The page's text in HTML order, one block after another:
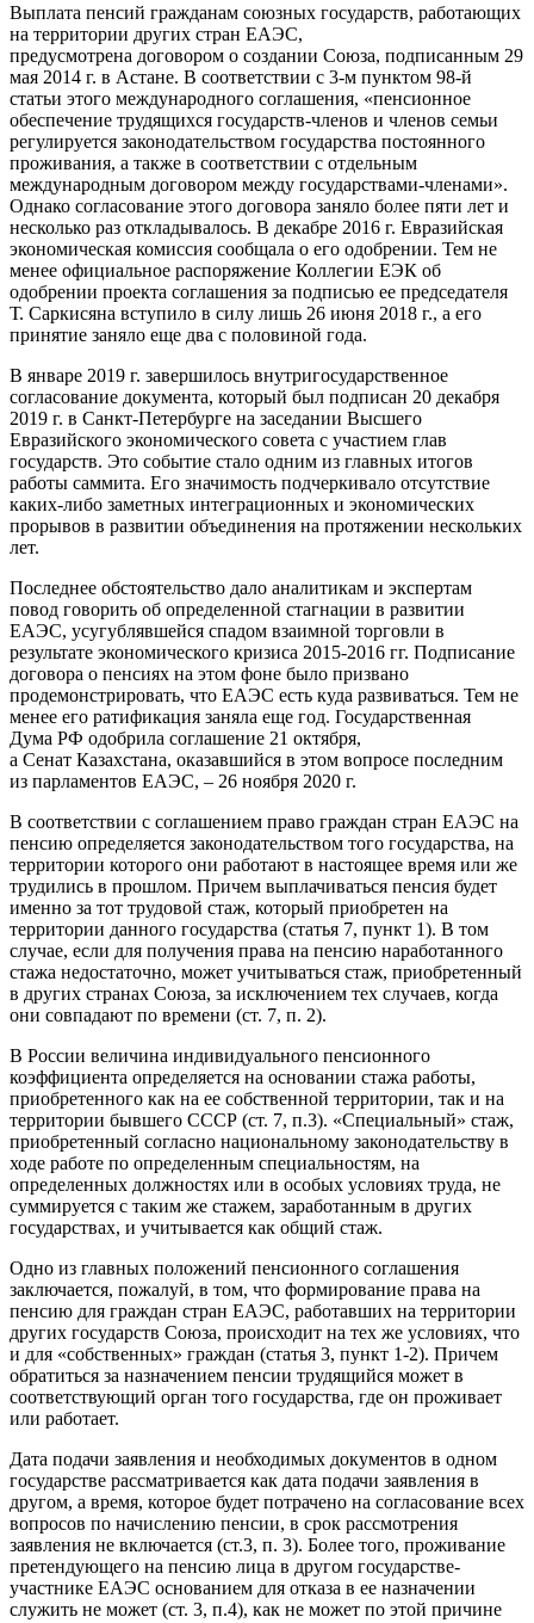
Выплата пенсий гражданам союзных государств, работающих
на территории других стран ЕАЭС,
предусмотрена договором о создании Союза, подписанным 29
мая 2014 г. в Астане. В соответствии с 3-м пунктом 98-й
статьи этого международного соглашения, «пенсионное
обеспечение трудящихся государств-членов и членов семьи
регулируется законодательством государства постоянного
проживания, а также в соответствии с отдельным
международным договором между государствами-членами».
Однако согласование этого договора заняло более пяти лет и
несколько раз откладывалось. В декабре 2016 г. Евразийская
экономическая комиссия сообщала о его одобрении. Тем не
менее официальное распоряжение Коллегии ЕЭК об
одобрении проекта соглашения за подписью ее председателя
Т. Саркисяна вступило в силу лишь 26 июня 2018 г., а его
принятие заняло еще два с половиной года.
В январе 2019 г. завершилось внутригосударственное
согласование документа, который был подписан 20 декабря
2019 г. в Санкт-Петербурге на заседании Высшего
Евразийского экономического совета с участием глав
государств. Это событие стало одним из главных итогов
работы саммита. Его значимость подчеркивало отсутствие
каких-либо заметных интеграционных и экономических
прорывов в развитии объединения на протяжении нескольких
лет.
Последнее обстоятельство дало аналитикам и экспертам
повод говорить об определенной стагнации в развитии
ЕАЭС, усугублявшейся спадом взаимной торговли в
результате экономического кризиса 2015-2016 гг. Подписание
договора о пенсиях на этом фоне было призвано
продемонстрировать, что ЕАЭС есть куда развиваться. Тем не
менее его ратификация заняла еще год. Государственная
Дума РФ одобрила соглашение 21 октября,
а Сенат Казахстана, оказавшийся в этом вопросе последним
из парламентов ЕАЭС, – 26 ноября 2020 г.
В соответствии с соглашением право граждан стран ЕАЭС на
пенсию определяется законодательством того государства, на
территории которого они работают в настоящее время или же
трудились в прошлом. Причем выплачиваться пенсия будет
именно за тот трудовой стаж, который приобретен на
территории данного государства (статья 7, пункт 1). В том
случае, если для получения права на пенсию наработанного
стажа недостаточно, может учитываться стаж, приобретенный
в других странах Союза, за исключением тех случаев, когда
они совпадают по времени (ст. 7, п. 2).
В России величина индивидуального пенсионного
коэффициента определяется на основании стажа работы,
приобретенного как на ее собственной территории, так и на
территории бывшего СССР (ст. 7, п.3). «Специальный» стаж,
приобретенный согласно национальному законодательству в
ходе работе по определенным специальностям, на
определенных должностях или в особых условиях труда, не
суммируется с таким же стажем, заработанным в других
государствах, и учитывается как общий стаж.
Одно из главных положений пенсионного соглашения
заключается, пожалуй, в том, что формирование права на
пенсию для граждан стран ЕАЭС, работавших на территории
других государств Союза, происходит на тех же условиях, что
и для «собственных» граждан (статья 3, пункт 1-2). Причем
обратиться за назначением пенсии трудящийся может в
соответствующий орган того государства, где он проживает
или работает.
Дата подачи заявления и необходимых документов в одном
государстве рассматривается как дата подачи заявления в
другом, а время, которое будет потрачено на согласование всех
вопросов по начислению пенсии, в срок рассмотрения
заявления не включается (ст.3, п. 3). Более того, проживание
претендующего на пенсию лица в другом государстве-
участнике ЕАЭС основанием для отказа в ее назначении
служить не может (ст. 3, п.4), как не может по этой причине